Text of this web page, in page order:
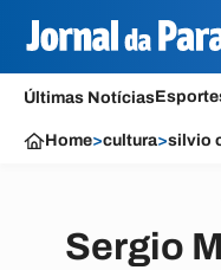
Últimas Notícias
Home>cultura>silvio
Sergio